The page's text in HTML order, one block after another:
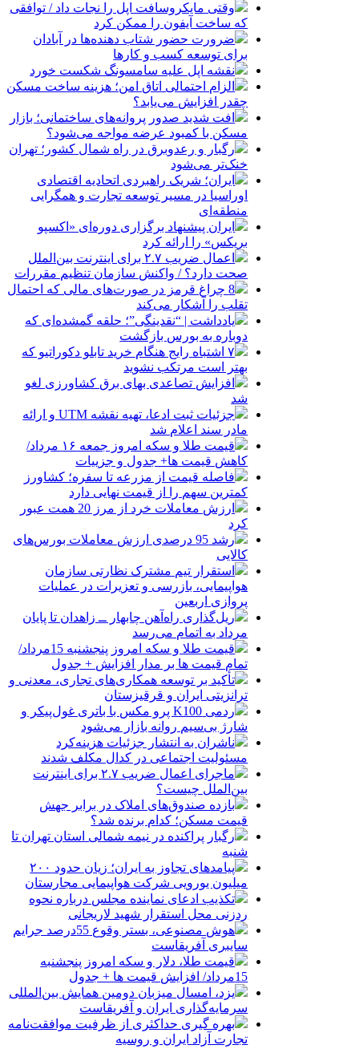
وقتی مایکروسافت اپل را نجات داد / توافقی
که ساخت آیفون را ممکن کرد
ضرورت حضور شتاب ‌دهنده‌ها در آبادان
برای توسعه کسب‌ و کارها
نقشه اپل علیه سامسونگ شکست خورد
الزام احتمالی اتاق امن؛ هزینه ساخت مسکن
چقدر افزایش می‌یابد؟
افت شدید صدور پروانه‌های ساختمانی؛ بازار
مسکن با کمبود عرضه مواجه می‌شود؟
رگبار و رعدوبرق در راه شمال کشور؛ تهران
خنک‌تر می‌شود
ایران؛ شریک راهبردی اتحادیه اقتصادی
اوراسیا در مسیر توسعه تجارت و همگرایی
منطقه‌ای
ایران پیشنهاد برگزاری دوره‌ای «اکسپو
بریکس» را ارائه کرد
اعمال ضریب ۲.۷ برای اینترنت بین‌الملل
صحت دارد؟ / واکنش سازمان تنظیم مقررات
8 چراغ قرمز در صورت‌های مالی که احتمال
تقلب را آشکار می‌کند
یادداشت | “نقدینگی”؛ حلقه گمشده‌ای که
دوباره به بورس بازگشت
۷ اشتباه رایج هنگام خرید تابلو دکوراتیو که
بهتر است مرتکب نشوید
افزایش تصاعدی بهای برق کشاورزی لغو
شد
جزئیات ثبت ادعا، تهیه نقشه UTM و ارائه
مادر سند اعلام شد
قیمت طلا و سکه امروز جمعه ۱۶ مرداد/
کاهش قیمت ها+ جدول و جزییات
فاصله قیمت از مزرعه تا سفره؛ کشاورز
کمترین سهم را از قیمت نهایی دارد
ارزش معاملات خرد از مرز 20 همت عبور
کرد
رشد 95 درصدی ارزش معاملات بورس‌های
کالایی
استقرار تیم مشترک نظارتی سازمان
هواپیمایی، بازرسی و تعزیرات در عملیات
پروازی اربعین
ریل‌گذاری راه‌آهن چابهار ــ زاهدان تا پایان
مرداد به اتمام می‌رسد
قیمت طلا و سکه امروز پنجشنبه 15مرداد/
تمام قیمت ها بر مدار افزایش + جدول
تأکید بر توسعه همکاری‌های تجاری، معدنی و
ترانزیتی ایران و قرقیزستان
ردمی K100 پرو مکس با باتری غول‌پیکر و
شارژ بی‌سیم روانه بازار می‌شود
ناشران به انتشار جزئیات هزینه‌کرد
مسئولیت اجتماعی در کدال مکلف شدند
ماجرای اعمال ضریب ۲.۷ برای اینترنت
بین‌الملل چیست؟
بازده صندوق‌های املاک در برابر جهش
قیمت مسکن؛ کدام برنده شد؟
رگبار پراکنده در نیمه شمالی استان تهران تا
شنبه
پیامدهای تجاوز به ایران؛ زیان حدود ۲۰۰
میلیون یورویی شرکت هواپیمایی مجارستان
تکذیب ادعای نماینده مجلس درباره نحوه
ردزنی محل استقرار شهید لاریجانی
هوش مصنوعی، بستر وقوع 55درصد جرایم
سایبری آفریقاست
قیمت طلا، دلار و سکه امروز پنجشنبه
15مرداد/ افزایش قیمت ها + جدول
یزد، امسال میزبان دومین همایش بین‌المللی
سرمایه‌گذاری ایران و آفریقاست
بهره گیری حداکثری از ظرفیت موافقت‌نامه
تجارت آزاد ایران و روسیه